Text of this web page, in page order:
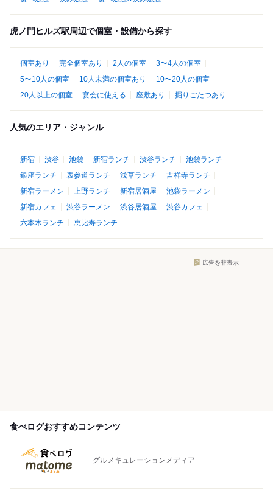
虎ノ門ヒルズ駅周辺で個室・設備から探す
個室あり 完全個室あり 2人の個室
3〜4人の個室
5〜10人の個室
10人未満の個室あり
10〜20人の個室
20人以上の個室
宴会に使える 座敷あり 掘りごたつあり
人気のエリア・ジャンル
新宿 渋谷 池袋 新宿ランチ 渋谷ランチ
池袋ランチ
銀座ランチ
表参道ランチ 浅草ランチ
吉祥寺ランチ
新宿ラーメン
上野ランチ 新宿居酒屋
池袋ラーメン
新宿カフェ
渋谷ラーメン 渋谷居酒屋
渋谷カフェ
六本木ランチ
恵比寿ランチ
広告を非表示
食べログおすすめコンテンツ
グルメキュレーションメディア